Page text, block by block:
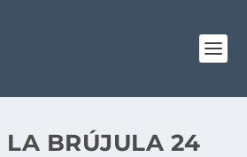
LA BRÚJULA 24